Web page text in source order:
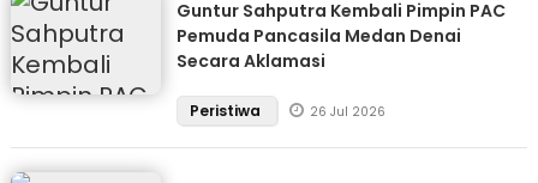
Guntur Sahputra Kembali Pimpin PAC
Pemuda Pancasila Medan Denai
Secara Aklamasi
Peristiwa 26 Jul 2026